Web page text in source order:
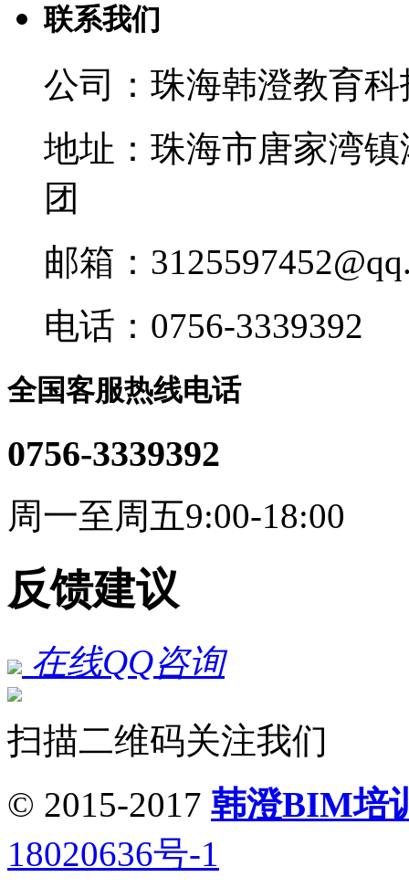
联系我们
公司：珠海韩澄教育
地址：珠海市唐家湾
团
邮箱：
电话：0756-3339392
全国客服热线电话
0756-3339392
周一至周五9:00-18:00
反馈建议
在线QQ咨询
扫描二维码关注我们
© 2015-2017 韩澄BIM培
18020636号-1